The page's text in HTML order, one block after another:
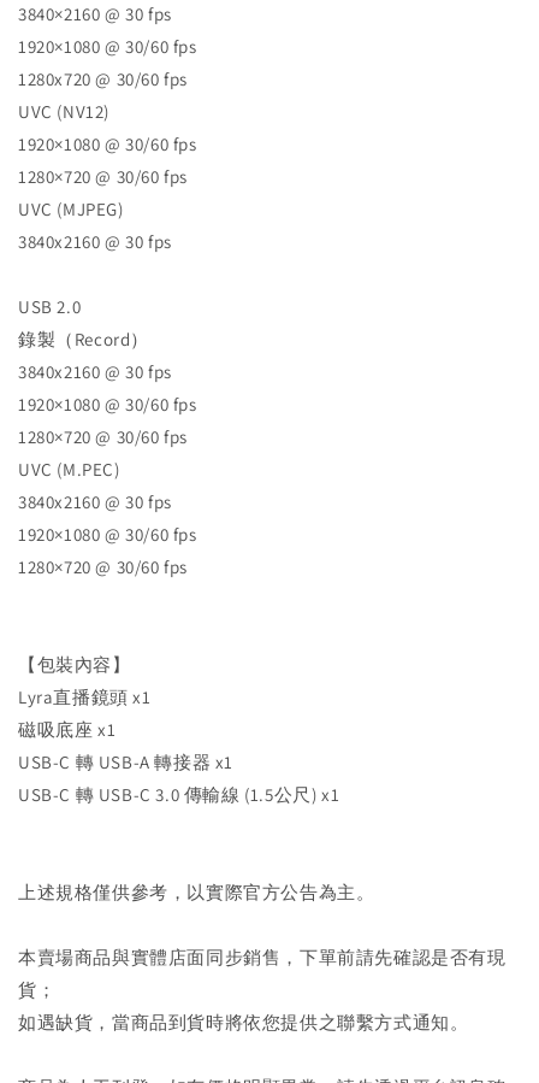
3840×2160 @ 30 fps
1920×1080 @ 30/60 fps
1280x720 @ 30/60 fps
UVC (NV12)
1920×1080 @ 30/60 fps
1280×720 @ 30/60 fps
UVC (MJPEG)
3840x2160 @ 30 fps
USB 2.0
錄製（Record）
3840x2160 @ 30 fps
1920×1080 @ 30/60 fps
1280×720 @ 30/60 fps
UVC (M.PEC)
3840x2160 @ 30 fps
1920×1080 @ 30/60 fps
1280×720 @ 30/60 fps
【包裝內容】
Lyra直播鏡頭 x1
磁吸底座 x1
USB-C 轉 USB-A 轉接器 x1
USB-C 轉 USB-C 3.0 傳輸線 (1.5公尺) x1
上述規格僅供參考，以實際官方公告為主。
本賣場商品與實體店面同步銷售，下單前請先確認是否有現
貨；
如遇缺貨，當商品到貨時將依您提供之聯繫方式通知。